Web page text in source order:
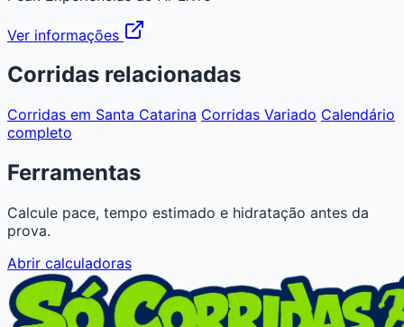
Ver informações
Corridas relacionadas
Corridas em Santa Catarina Corridas Variado Calendário
completo
Ferramentas
Calcule pace, tempo estimado e hidratação antes da
prova.
Abrir calculadoras